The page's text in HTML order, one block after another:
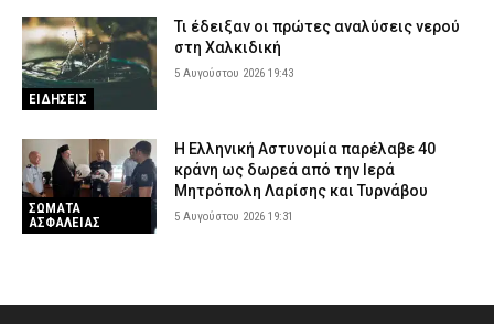
ΕΙΔΗΣΕΙΣ
Τι έδειξαν οι πρώτες αναλύσεις νερού
στη Χαλκιδική
5 Αυγούστου 2026 19:43
ΣΩΜΑΤΑ
ΑΣΦΑΛΕΙΑΣ
Η Ελληνική Αστυνομία παρέλαβε 40
κράνη ως δωρεά από την Ιερά
Μητρόπολη Λαρίσης και Τυρνάβου
5 Αυγούστου 2026 19:31